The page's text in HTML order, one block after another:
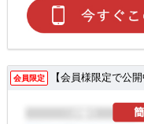
会員限定 【会員様限定で公開